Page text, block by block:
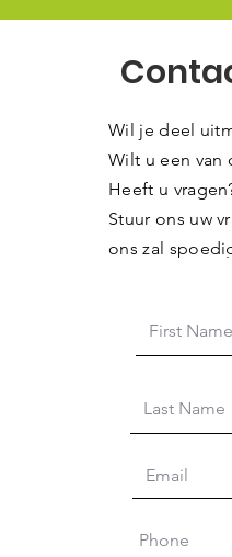
Wil je deel
Wilt u een van
Heeft u
Stuur ons uw
ons zal